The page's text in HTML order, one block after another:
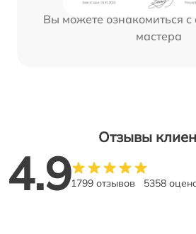
Вы можете ознакомиться с
мастера
Отзывы
4.91799 отзывов 5358